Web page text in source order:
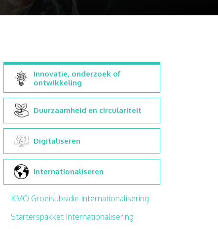
Innovatie, onderzoek of
ontwikkeling
Duurzaamheid en circulariteit
Digitaliseren
Internationaliseren
KMO Groeisubsidie Internationalisering
Starterspakket Internationalisering